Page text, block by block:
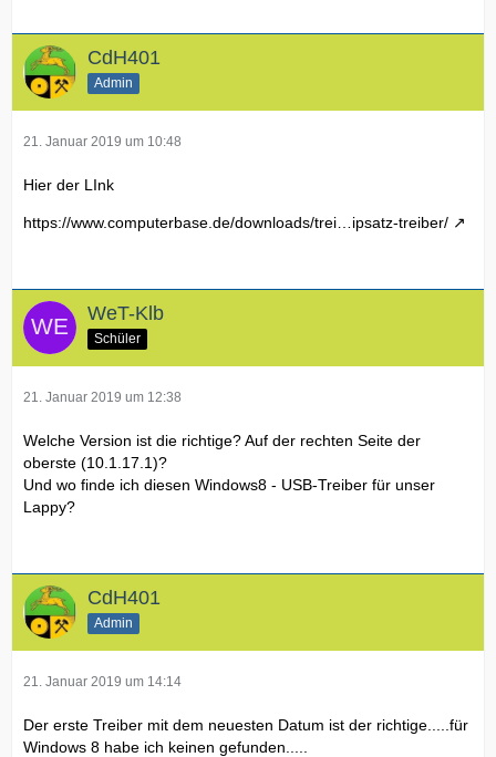
CdH401
Admin
21. Januar 2019 um 10:48
Hier der LInk
https://www.computerbase.de/downloads/trei…ipsatz-treiber/
WeT-Klb
Schüler
21. Januar 2019 um 12:38
Welche Version ist die richtige? Auf der rechten Seite der
oberste (10.1.17.1)?
Und wo finde ich diesen Windows8 - USB-Treiber für unser
Lappy?
CdH401
Admin
21. Januar 2019 um 14:14
Der erste Treiber mit dem neuesten Datum ist der richtige.....für
Windows 8 habe ich keinen gefunden.....